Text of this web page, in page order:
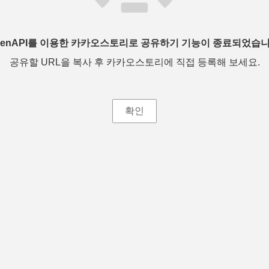
를 이용한 카카오스토리로 공유하기 기능이 종료되었습
공유할 URL을 복사 후 카카오스토리에 직접 등록해 보세요.
확인